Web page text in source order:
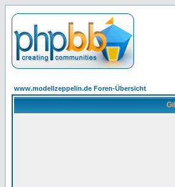
www.modellzeppelin.de Foren-Übersicht